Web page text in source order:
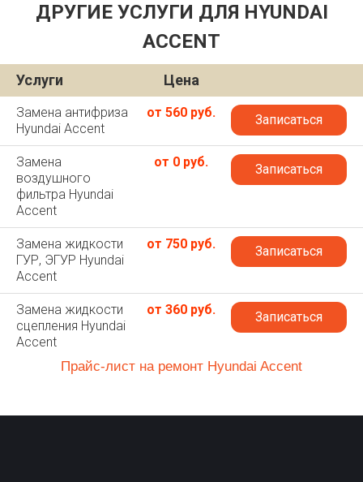
ДРУГИЕ УСЛУГИ ДЛЯ HYUNDAI
ACCENT
Услуги Цена
Замена антифриза
Hyundai Accent
от 560 руб. Записаться
Замена
воздушного
фильтра Hyundai
Accent
от 0 руб. Записаться
Замена жидкости
ГУР, ЭГУР Hyundai
Accent
от 750 руб. Записаться
Замена жидкости
сцепления Hyundai
Accent
от 360 руб. Записаться
Прайс-лист на ремонт Hyundai Accent